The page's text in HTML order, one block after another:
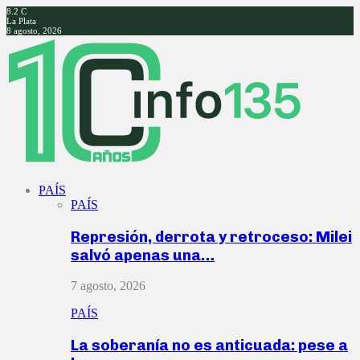
8.2 C
La Plata
8 agosto, 2026
Facebook
Twitter
Instagram
Youtube
PAÍS
PAÍS
Represión, derrota y retroceso: Milei
salvó apenas una…
7 agosto, 2026
PAÍS
La soberanía no es anticuada: pese a